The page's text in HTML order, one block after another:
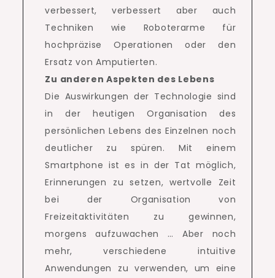
verbessert, verbessert aber auch
Techniken wie Roboterarme für
hochpräzise Operationen oder den
Ersatz von Amputierten.
Zu anderen Aspekten des Lebens
Die Auswirkungen der Technologie sind
in der heutigen Organisation des
persönlichen Lebens des Einzelnen noch
deutlicher zu spüren. Mit einem
Smartphone ist es in der Tat möglich,
Erinnerungen zu setzen, wertvolle Zeit
bei der Organisation von
Freizeitaktivitäten zu gewinnen,
morgens aufzuwachen … Aber noch
mehr, verschiedene intuitive
Anwendungen zu verwenden, um eine